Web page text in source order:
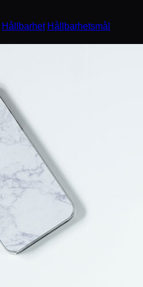
Hållbarhet Hållbarhetsmål